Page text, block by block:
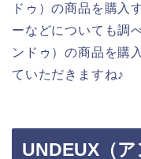
ドゥ）の商品を購入
ーなどについても調
ンドゥ）の商品を購
ていただきますね♪
UNDEUX（